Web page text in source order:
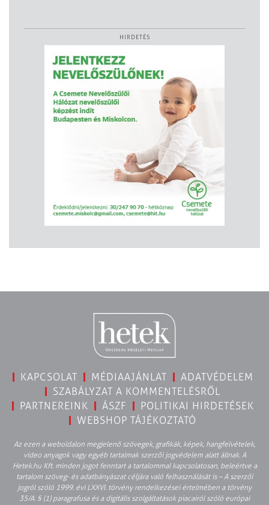
HIRDETÉS
KAPCSOLAT MÉDIAAJÁNLAT
ADATVÉDELEM
SZABÁLYZAT A KOMMENTELÉSRŐL
PARTNEREINK
ÁSZF
POLITIKAI HIRDETÉSEK
WEBSHOP TÁJÉKOZTATÓ
Az ezen a weboldalon megjelenő szövegek, grafikák, képek, hangfelvételek,
video anyagok vagy egyéb tartalmak szerzői jogvédelem alatt állnak. A
Hetek.hu Kft. minden jogot fenntart a tartalommal kapcsolatosan, beleértve a
tartalom szöveg- és adatbányászat céljára való felhasználását is – A szerzői
jogról szóló 1999. évi LXXVI. törvény rendelkezései értelmében a törvény
35/A. § (1) paragrafusa és a digitális szolgáltatások piacairól szóló európai